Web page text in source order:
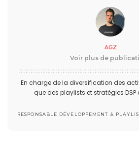
AGZ
Voir plus de
En charge de la diversification des
que des playlists et stratégies DSP
RESPONSABLE DÉVELOPPEMENT &